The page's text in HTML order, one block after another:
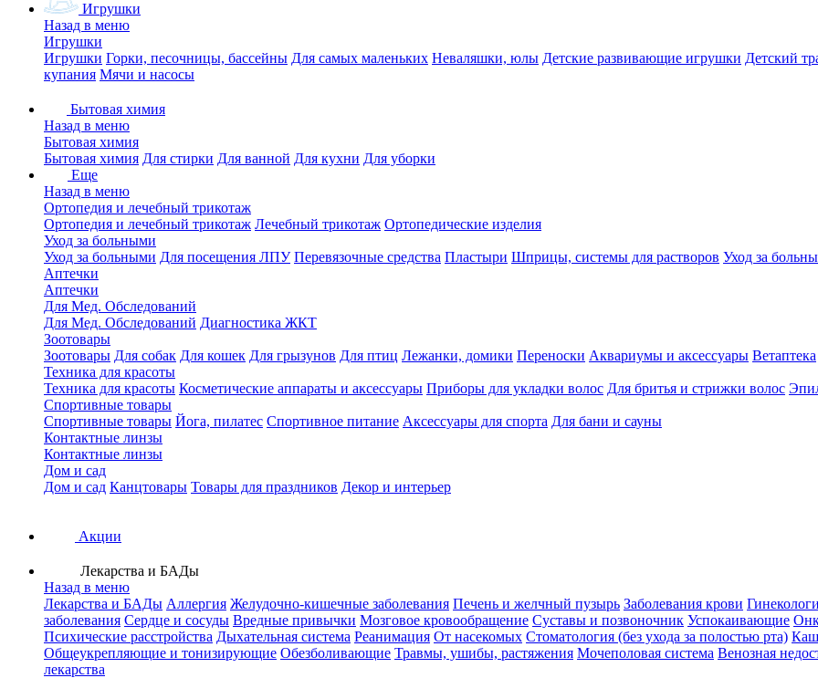
Игрушки
Назад в меню
Игрушки
Игрушки Горки, песочницы, бассейны Для самых маленьких Неваляшки, юлы Детские развивающие игрушки Детский
купания Мячи и насосы
Бытовая химия
Назад в меню
Бытовая химия
Бытовая химия Для стирки Для ванной Для кухни Для уборки
Еще
Назад в меню
Ортопедия и лечебный трикотаж
Ортопедия и лечебный трикотаж Лечебный трикотаж Ортопедические изделия
Уход за больными
Уход за больными Для посещения ЛПУ Перевязочные средства Пластыри Шприцы, системы для растворов Уход за
Аптечки
Аптечки
Для Мед. Обследований
Для Мед. Обследований Диагностика ЖКТ
Зоотовары
Зоотовары Для собак Для кошек Для грызунов Для птиц Лежанки, домики Переноски Аквариумы и аксессуары Ветаптека
Техника для красоты
Техника для красоты Косметические аппараты и аксессуары Приборы для укладки волос Для бритья и стрижки волос
Спортивные товары
Спортивные товары Йога, пилатес Спортивное питание Аксессуары для спорта Для бани и сауны
Контактные линзы
Контактные линзы
Дом и сад
Дом и сад Канцтовары Товары для праздников Декор и интерьер
Акции
Лекарства и БАДы
Назад в меню
Лекарства и БАДы Аллергия Желудочно-кишечные заболевания Печень и желчный пузырь Заболевания крови
заболевания Сердце и сосуды Вредные привычки Мозговое кровообращение Суставы и позвоночник Успокаивающие
Психические расстройства Дыхательная система Реанимация От насекомых Стоматология (без ухода за полостью рта)
Общеукрепляющие и тонизирующие Обезболивающие Травмы, ушибы, растяжения Мочеполовая система Венозная
лекарства